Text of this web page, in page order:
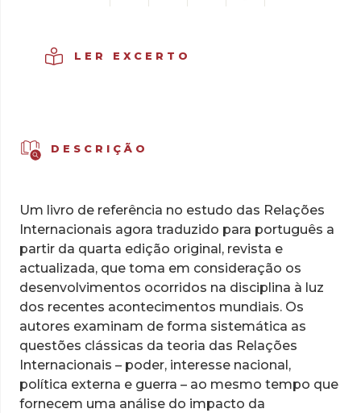
LER EXCERTO
DESCRIÇÃO
Um livro de referência no estudo das Relações
Internacionais agora traduzido para português a
partir da quarta edição original, revista e
actualizada, que toma em consideração os
desenvolvimentos ocorridos na disciplina à luz
dos recentes acontecimentos mundiais. Os
autores examinam de forma sistemática as
questões clássicas da teoria das Relações
Internacionais – poder, interesse nacional,
política externa e guerra – ao mesmo tempo que
fornecem uma análise do impacto da